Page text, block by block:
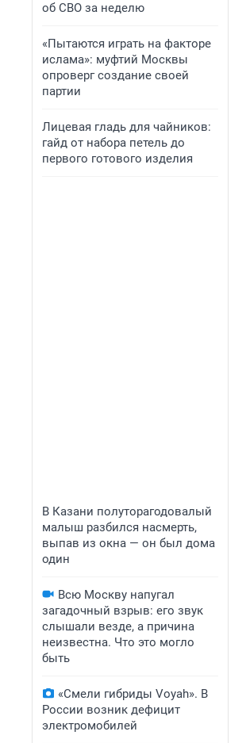
об СВО за неделю
«Пытаются играть на факторе
ислама»: муфтий Москвы
опроверг создание своей
партии
Лицевая гладь для чайников:
гайд от набора петель до
первого готового изделия
В Казани полуторагодовалый
малыш разбился насмерть,
выпав из окна — он был дома
один
Всю Москву напугал
загадочный взрыв: его звук
слышали везде, а причина
неизвестна. Что это могло
быть
«Смели гибриды Voyah». В
России возник дефицит
электромобилей